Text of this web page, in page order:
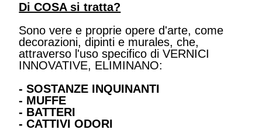
Di COSA si tratta?
Sono vere e proprie opere d'arte, come
decorazioni, dipinti e murales, che,
attraverso l'uso specifico di VERNICI
INNOVATIVE, ELIMINANO:
- SOSTANZE INQUINANTI
- MUFFE
- BATTERI
- CATTIVI ODORI